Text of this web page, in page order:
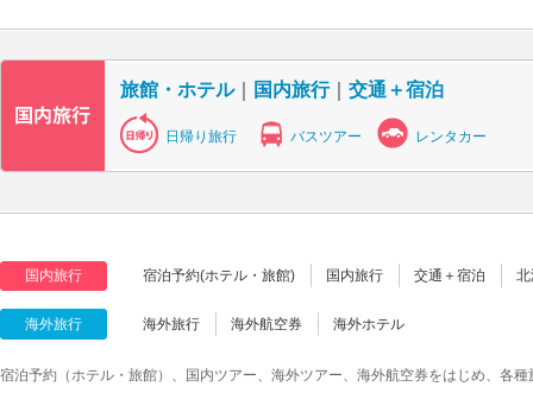
旅館・ホテル｜ 国内旅行｜ 交通＋宿泊
日帰り旅行 バスツアー レンタカー
国内旅行 宿泊予約(ホテル・旅館) 国内旅行 交通＋宿泊
海外旅行 海外旅行 海外航空券 海外ホテル
宿泊予約（ホテル・旅館）、国内ツアー、海外ツアー、海外航空券をはじめ、各